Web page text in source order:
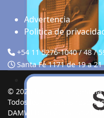
Advertencia
Politica de
+54 11 5276-1040 / 48 /
Santa Fé 1171 de 19 a 21
© 2026 Sociedad Argentina
Todos los derechos
DAMWEB Servicios